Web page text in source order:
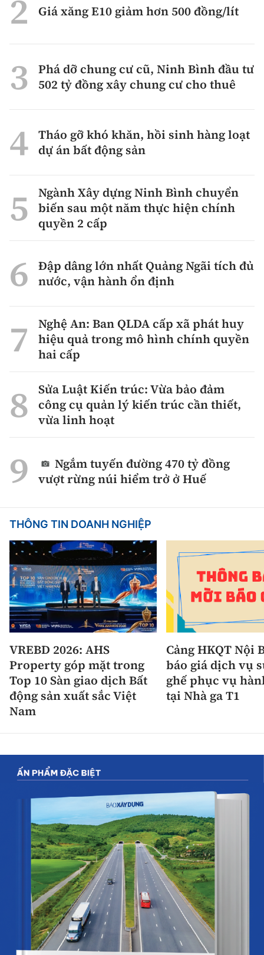
Giá xăng E10 giảm hơn 500 đồng/lít
Phá dỡ chung cư cũ, Ninh Bình đầu tư
502 tỷ đồng xây chung cư cho thuê
Tháo gỡ khó khăn, hồi sinh hàng loạt
dự án bất động sản
Ngành Xây dựng Ninh Bình chuyển
biến sau một năm thực hiện chính
quyền 2 cấp
Đập dâng lớn nhất Quảng Ngãi tích đủ
nước, vận hành ổn định
Nghệ An: Ban QLDA cấp xã phát huy
hiệu quả trong mô hình chính quyền
hai cấp
Sửa Luật Kiến trúc: Vừa bảo đảm
công cụ quản lý kiến trúc cần thiết,
vừa linh hoạt
Ngắm tuyến đường 470 tỷ đồng
vượt rừng núi hiểm trở ở Huế
THÔNG TIN DOANH NGHIỆP
VREBD 2026: AHS
Property góp mặt trong
Top 10 Sàn giao dịch Bất
động sản xuất sắc Việt
Nam
Cảng HKQT Nội
báo giá dịch vụ
ghế phục vụ
tại Nhà ga T1